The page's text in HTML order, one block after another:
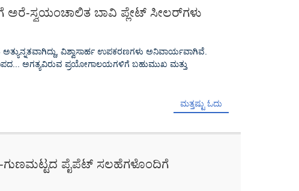
ಸ್ವಯಂಚಾಲಿತ ಬಾವಿ ಪ್ಲೇಟ್ ಸೀಲರ್‌ಗಳು
ವಿಶ್ವಾಸಾರ್ಹ ಉಪಕರಣಗಳು ಅನಿವಾರ್ಯವಾಗಿವೆ.
ಅಗತ್ಯವಿರುವ ಪ್ರಯೋಗಾಲಯಗಳಿಗೆ ಬಹುಮುಖ ಮತ್ತು
ಮತ್ತಷ್ಟು ಓದು
ಪೈಪೆಟ್ ಸಲಹೆಗಳೊಂದಿಗೆ